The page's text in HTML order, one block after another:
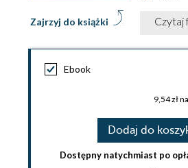
Zajrzyj do książki Czytaj
Ebook
9,54 zł
Dodaj do
Dostępny natychmiast po